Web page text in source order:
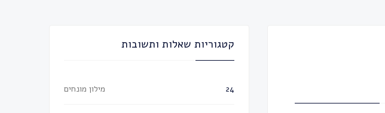
קטגוריות שאלות ותשובות
מילון מונחים 24